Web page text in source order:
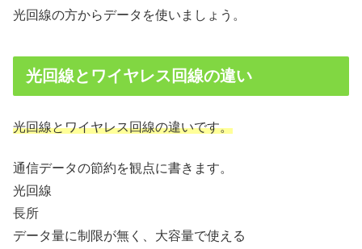
光回線の方からデータを使いましょう。
光回線とワイヤレス回線の違い
光回線とワイヤレス回線の違いです。
通信データの節約を観点に書きます。
光回線
長所
データ量に制限が無く、大容量で使える